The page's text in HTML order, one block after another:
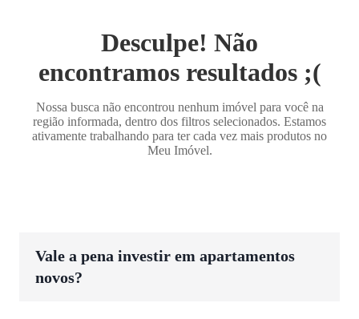
Desculpe! Não
encontramos resultados ;(
Nossa busca não encontrou nenhum imóvel para você na
região informada, dentro dos filtros selecionados. Estamos
ativamente trabalhando para ter cada vez mais produtos no
Meu Imóvel.
Vale a pena investir em apartamentos
novos?